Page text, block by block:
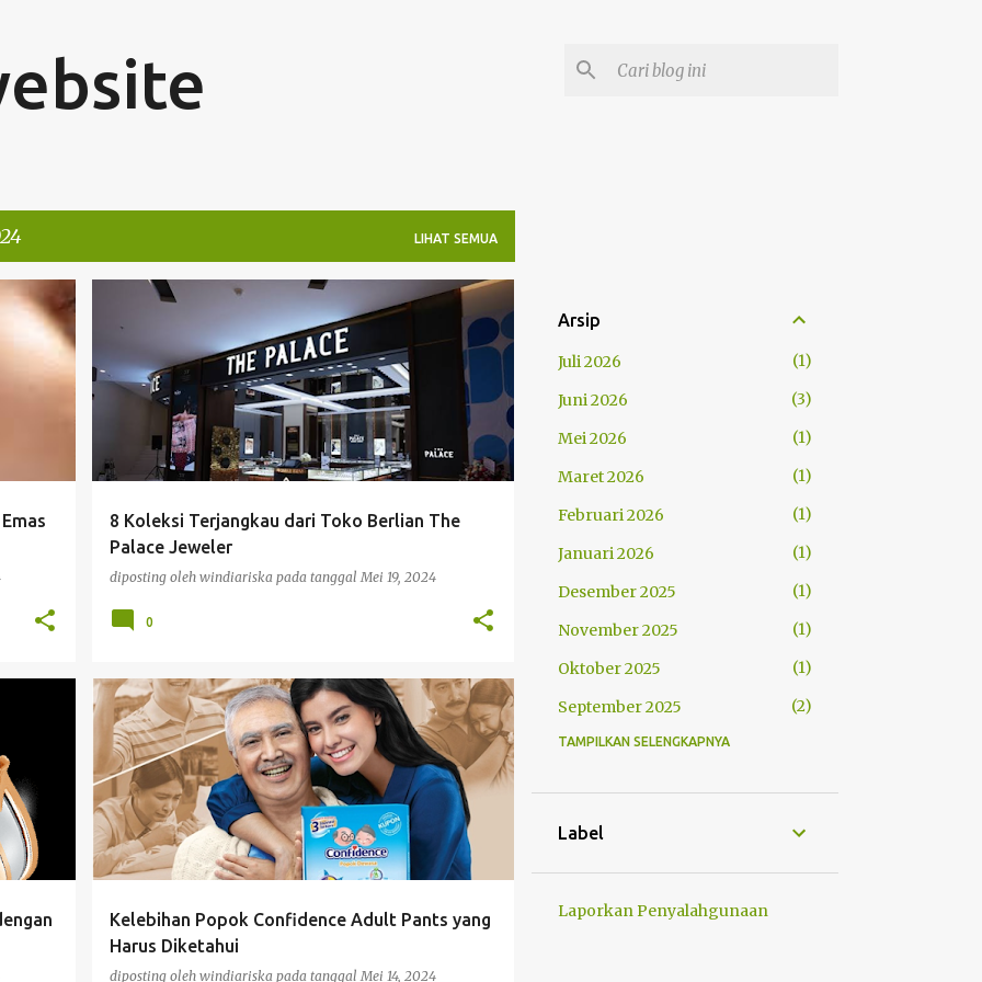
LIHAT SEMUA
8 Koleksi Terjangkau dari Toko Berlian The
Palace Jeweler
diposting oleh windiariska pada tanggalMei 19, 2024
0
Kelebihan Popok Confidence Adult Pants yang
Harus Diketahui
diposting oleh windiariska pada tanggalMei 14, 2024
KESEHATAN
Arsip
Juli 2026
1
Juni 2026
3
Mei 2026
1
Maret 2026
1
Februari 2026
1
Januari 2026
1
Desember 2025
1
November 2025
1
Oktober 2025
1
September 2025
2
Agustus 2025
Juni 2025
Maret 2025
TAMPILKAN SELENGKAPNYA
Label
Laporkan Penyalahgunaan